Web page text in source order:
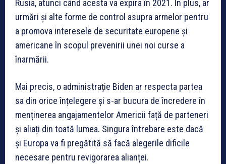
Rusia, atunci când acesta va expira în 2021. În plus, ar
urmări și alte forme de control asupra armelor pentru
a promova interesele de securitate europene și
americane în scopul prevenirii unei noi curse a
înarmării.
Mai precis, o administrație Biden ar respecta partea
sa din orice înțelegere și s-ar bucura de încredere în
menținerea angajamentelor Americii față de parteneri
și aliați din toată lumea. Singura întrebare este dacă
și Europa va fi pregătită să facă alegerile dificile
necesare pentru revigorarea alianței.